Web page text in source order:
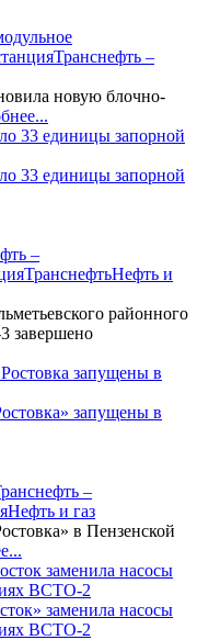
Транснефть ‒
новую блочно-
33 единицы запорной
–
ТранснефтьНефть и
районного
завершено
запущены в
–
Нефть и газ
в Пензенской
заменила насосы
ВСТО-2